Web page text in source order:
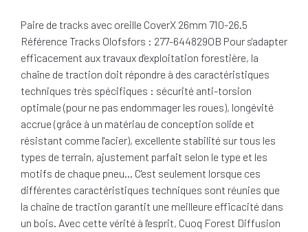
Paire de tracks avec oreille CoverX 26mm 710-26.5
Référence Tracks Olofsfors : 277-644829OB Pour s'adapter
efficacement aux travaux d'exploitation forestière, la
chaîne de traction doit répondre à des caractéristiques
techniques très spécifiques : sécurité anti-torsion
optimale (pour ne pas endommager les roues), longévité
accrue (grâce à un matériau de conception solide et
résistant comme l'acier), excellente stabilité sur tous les
types de terrain, ajustement parfait selon le type et les
motifs de chaque pneu… C'est seulement lorsque ces
différentes caractéristiques techniques sont réunies que
la chaîne de traction garantit une meilleure efficacité dans
un bois. Avec cette vérité à l'esprit, Cuoq Forest Diffusion